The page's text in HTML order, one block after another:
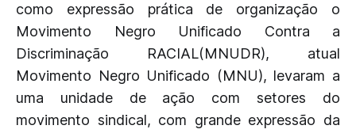
como expressão prática de organização o
Movimento Negro Unificado Contra a
Discriminação RACIAL(MNUDR), atual
Movimento Negro Unificado (MNU), levaram a
uma unidade de ação com setores do
movimento sindical, com grande expressão da